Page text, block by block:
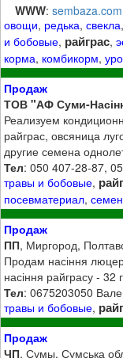
WWW:
овощи, редька,свекла
и бобовые, райграс,
корма, комбикорм,
Продаж
ТОВ "АФ Суми-
Реализуем
райграс, овсяница
другие семена
Тел: 050 407-28-87,
травы и бобовые,
посевматериал,
Продаж
ПП, Миргород,
Продам насіння
насіння райграсу - 32
Тел: 0675203050
травы и бобовые,
Продаж
ЧП, Сумы, Сумська